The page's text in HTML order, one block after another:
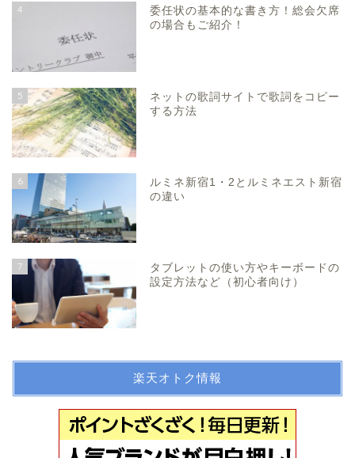
4
委任状の基本的な書き方！総会欠席
の場合もご紹介！
5
ネットの歌詞サイトで歌詞をコピー
する方法
6
ルミネ新宿1・2とルミネエスト新宿
の違い
7
タブレットの使い方やキーボードの
設定方法など（初心者向け）
楽天オトク情報